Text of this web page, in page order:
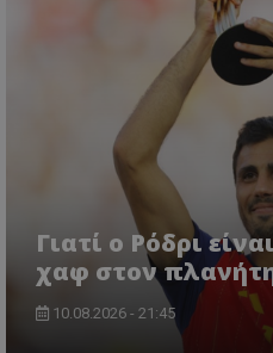
Γιατί ο Ρόδρι
χαφ στον
10.08.2026 - 21:45